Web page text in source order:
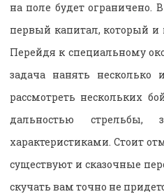
на поле будет ограничено.
первый капитал, который и
Перейдя к специальному
задача нанять
рассмотреть нескольких
дальностью стрельбы,
характеристиками. Стоит
существуют и сказочные
скучать вам точно не